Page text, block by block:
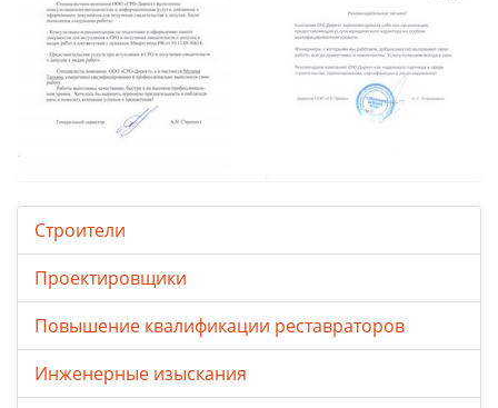
Строители
Проектировщики
Повышение квалификации реставраторов
Инженерные изыскания